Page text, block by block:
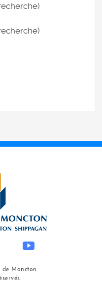
Moncton.